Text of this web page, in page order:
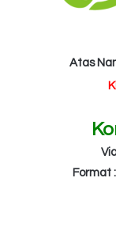
Atas
Format